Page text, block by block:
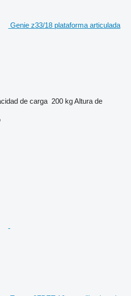
Genie z33/18 plataforma articulada
de carga 200 kgAltura de